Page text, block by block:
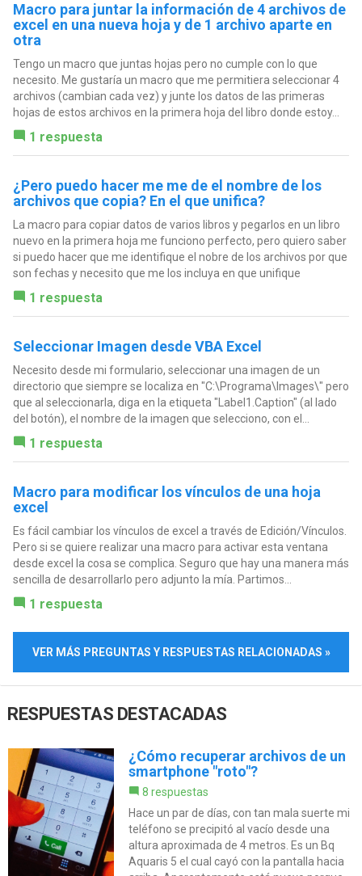
Macro para juntar la información de 4 archivos de
excel en una nueva hoja y de 1 archivo aparte en
otra
Tengo un macro que juntas hojas pero no cumple con lo que
necesito. Me gustaría un macro que me permitiera seleccionar 4
archivos (cambian cada vez) y junte los datos de las primeras
hojas de estos archivos en la primera hoja del libro donde estoy...
1 respuesta
¿Pero puedo hacer me me de el nombre de los
archivos que copia? En el que unifica?
La macro para copiar datos de varios libros y pegarlos en un libro
nuevo en la primera hoja me funciono perfecto, pero quiero saber
si puedo hacer que me identifique el nobre de los archivos por que
son fechas y necesito que me los incluya en que unifique
1 respuesta
Seleccionar Imagen desde VBA Excel
Necesito desde mi formulario, seleccionar una imagen de un
directorio que siempre se localiza en "C:\Programa\Images\" pero
que al seleccionarla, diga en la etiqueta "Label1.Caption" (al lado
del botón), el nombre de la imagen que selecciono, con el...
1 respuesta
Macro para modificar los vínculos de una hoja
excel
Es fácil cambiar los vínculos de excel a través de Edición/Vínculos.
Pero si se quiere realizar una macro para activar esta ventana
desde excel la cosa se complica. Seguro que hay una manera más
sencilla de desarrollarlo pero adjunto la mía. Partimos...
1 respuesta
VER MÁS PREGUNTAS Y RESPUESTAS RELACIONADAS »
RESPUESTAS DESTACADAS
¿Cómo recuperar archivos de un
smartphone "roto"?
8 respuestas
Hace un par de días, con tan mala suerte mi
teléfono se precipitó al vacío desde una
altura aproximada de 4 metros. Es un Bq
Aquaris 5 el cual cayó con la pantalla hacia